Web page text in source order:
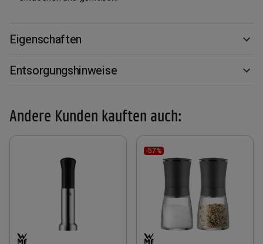
Eigenschaften
Entsorgungshinweise
Andere Kunden kauften auch:
-57%